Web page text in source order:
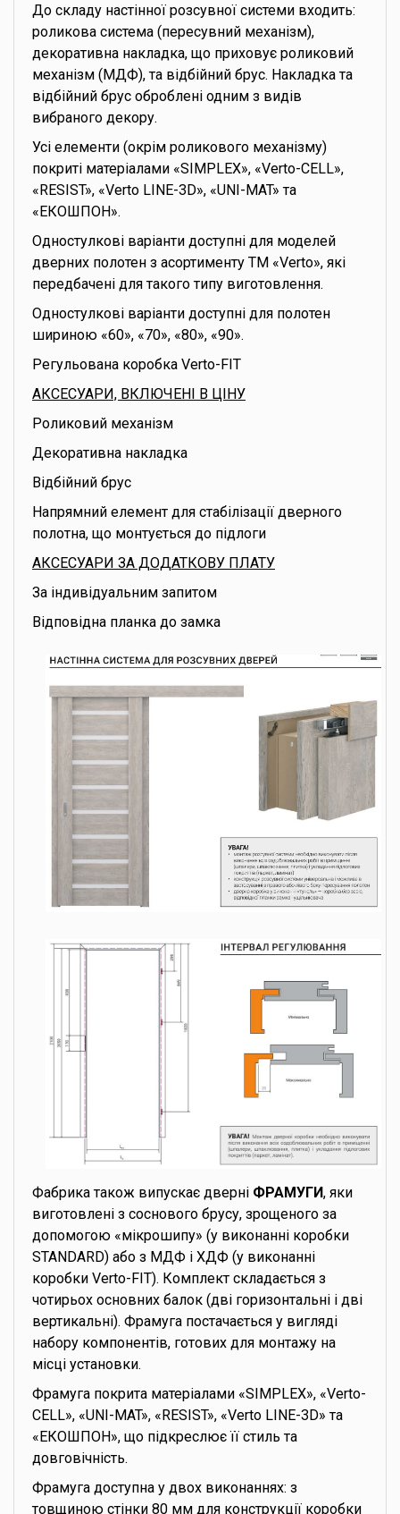
До складу настінної розсувної системи входить:
роликова система (пересувний механізм),
декоративна накладка, що приховує роликовий
механізм (МДФ), та відбійний брус. Накладка та
відбійний брус оброблені одним з видів
вибраного декору.
Усі елементи (окрім роликового механізму)
покриті матеріалами «SIMPLEX», «Verto-CELL»,
«RESIST», «Verto LINE-3D», «UNI-MAT» та
«ЕКОШПОН».
Одностулкові варіанти доступні для моделей
дверних полотен з асортименту ТМ «Verto», які
передбачені для такого типу виготовлення.
Одностулкові варіанти доступні для полотен
шириною «60», «70», «80», «90».
Регульована коробка Verto-FIT
АКСЕСУАРИ, ВКЛЮЧЕНІ В ЦІНУ
Роликовий механізм
Декоративна накладка
Відбійний брус
Напрямний елемент для стабілізації дверного
полотна, що монтується до підлоги
АКСЕСУАРИ ЗА ДОДАТКОВУ ПЛАТУ
За індивідуальним запитом
Відповідна планка до замка
Фабрика також випускає дверні ФРАМУГИ, яки
виготовлені з соснового брусу, зрощеного за
допомогою «мікрошипу» (у виконанні коробки
STANDARD) або з МДФ і ХДФ (у виконанні
коробки Verto-FIT). Комплект складається з
чотирьох основних балок (дві горизонтальні і дві
вертикальні). Фрамуга постачається у вигляді
набору компонентів, готових для монтажу на
місці установки.
Фрамуга покрита матеріалами «SIMPLEX», «Verto-
CELL», «UNI-MAT», «RESIST», «Verto LINE-3D» та
«ЕКОШПОН», що підкреслює її стиль та
довговічність.
Фрамуга доступна у двох виконаннях: з
товщиною стінки 80 мм для конструкції коробки